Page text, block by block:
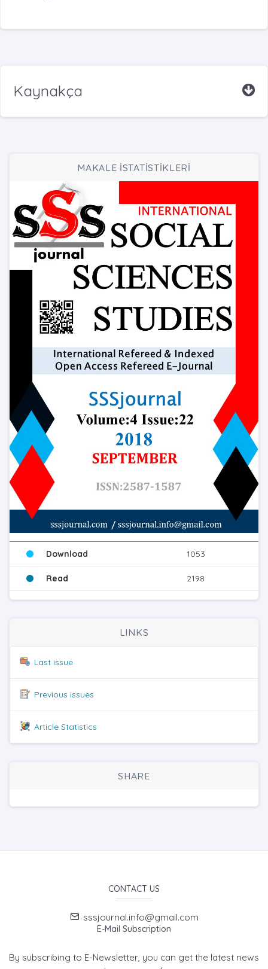
Kaynakça
MAKALE İSTATİSTİKLERİ
Download 1053
Read 2198
LINKS
Last issue
Previous issues
Article Statistics
SHARE
CONTACT US
sssjournal.info@gmail.com
E-Mail Subscription
By subscribing to E-Newsletter, you can get the latest news